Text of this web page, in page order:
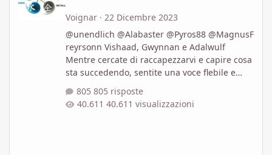
Voignar· 22 Dicembre 2023
@unendlich @Alabaster @Pyros88 @MagnusF
reyrsonn Vishaad, Gwynnan e Adalwulf
Mentre cercate di raccapezzarvi e capire cosa
sta succedendo, sentite una voce flebile e
femminile, appena un sussurro terrorizzato
Grazie per... avermi salvato... impiegate
qualche momento per realizzare che a
805 risposte
40.611 visualizzazioni